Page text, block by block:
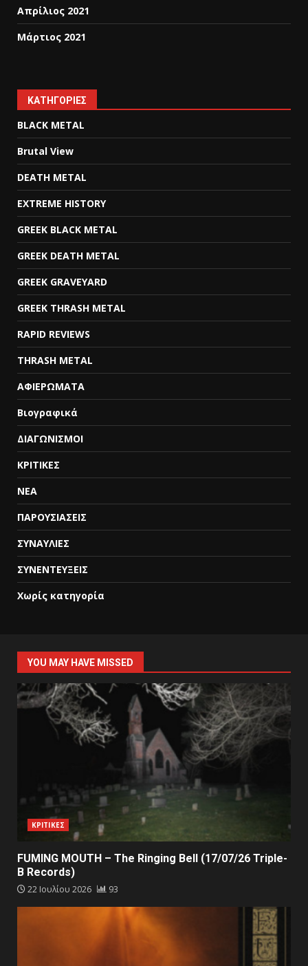
Απρίλιος 2021
Μάρτιος 2021
KΑΤΗΓΟΡΊΕΣ
BLACK METAL
Brutal View
DEATH METAL
EXTREME HISTORY
GREEK BLACK METAL
GREEK DEATH METAL
GREEK GRAVEYARD
GREEK THRASH METAL
RAPID REVIEWS
THRASH METAL
ΑΦΙΕΡΩΜΑΤΑ
Βιογραφικά
ΔΙΑΓΩΝΙΣΜΟΙ
ΚΡΙΤΙΚΕΣ
ΝΕΑ
ΠΑΡΟΥΣΙΑΣΕΙΣ
ΣΥΝΑΥΛΙΕΣ
ΣΥΝΕΝΤΕΥΞΕΙΣ
Χωρίς κατηγορία
YOU MAY HAVE MISSED
ΚΡΙΤΙΚΕΣ
FUMING MOUTH – The Ringing Bell (17/07/26 Triple-
B Records)
22 Ιουλίου 2026 93